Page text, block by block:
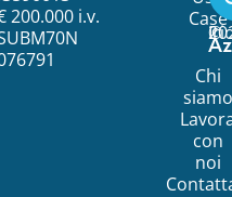
200.000 i.v.
Case
Chi
siamo
con
noi
©